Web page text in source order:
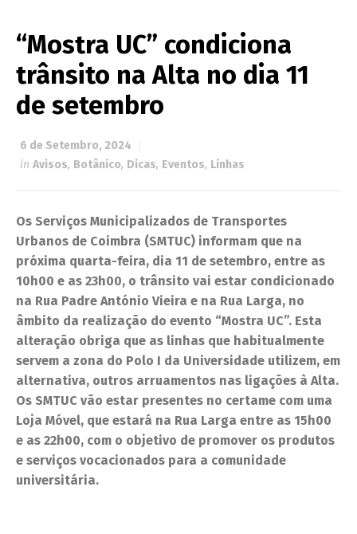
“Mostra UC” condiciona
trânsito na Alta no dia 11
de setembro
6 de Setembro, 2024
in Avisos, Botânico, Dicas, Eventos, Linhas
Os Serviços Municipalizados de Transportes
Urbanos de Coimbra (SMTUC) informam que na
próxima quarta-feira, dia 11 de setembro, entre as
10h00 e as 23h00, o trânsito vai estar condicionado
na Rua Padre António Vieira e na Rua Larga, no
âmbito da realização do evento “Mostra UC”. Esta
alteração obriga que as linhas que habitualmente
servem a zona do Polo I da Universidade utilizem, em
alternativa, outros arruamentos nas ligações à Alta.
Os SMTUC vão estar presentes no certame com uma
Loja Móvel, que estará na Rua Larga entre as 15h00
e as 22h00, com o objetivo de promover os produtos
e serviços vocacionados para a comunidade
universitária.